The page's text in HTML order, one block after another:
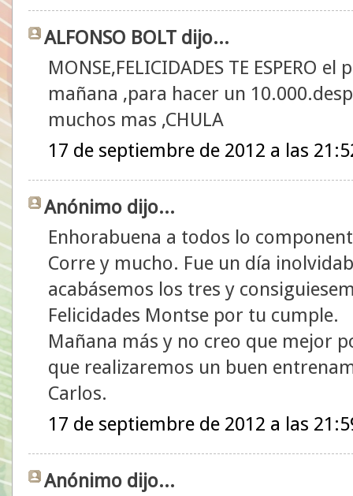
ALFONSO BOLT dijo...
MONSE,FELICIDADES TE ESPERO
mañana ,para hacer un
muchos mas ,CHULA
17 de septiembre de 2012 a las
Anónimo dijo...
Enhorabuena a todos lo
Corre y mucho. Fue un día
acabásemos los tres y
Felicidades Montse por tu cumple.
Mañana más y no creo que mejor
que realizaremos un buen
Carlos.
17 de septiembre de 2012 a las
Anónimo dijo...